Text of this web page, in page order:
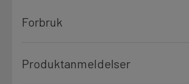
Forbruk
Produktanmeldelser